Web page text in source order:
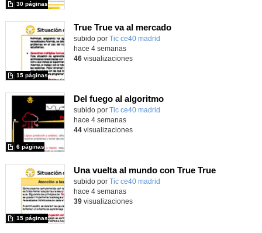
30 páginas
True True va al mercado
subido por Tic ce40 madrid
15 páginas
hace 4 semanas
46visualizaciones
Del fuego al algoritmo
subido por Tic ce40 madrid
6 páginas
hace 4 semanas
44visualizaciones
Una vuelta al mundo con True True
subido por Tic ce40 madrid
15 páginas
hace 4 semanas
39visualizaciones